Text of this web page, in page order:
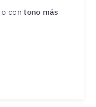
o contono más